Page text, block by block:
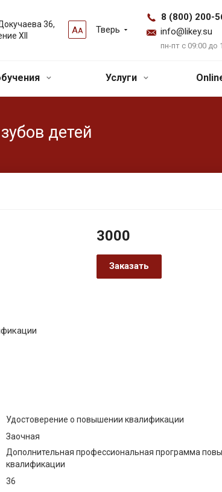
АА Тверь
8 (800) 200-
info@likey.su
пн-пт с 09:00 до
36,
XII
Услуги
детей
3000
Заказать
Удостоверение о повышении квалификации
Заочная
Дополнительная профессиональная программа
квалификации
36